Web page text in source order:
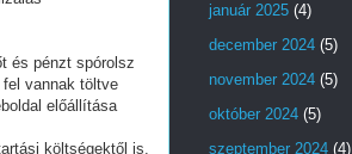
és pénzt spórolsz
vannak töltve
előállítása
költségektől is.
január 2025 (4)
december 2024 (5)
november 2024 (5)
október 2024 (5)
szeptember 2024 (4)